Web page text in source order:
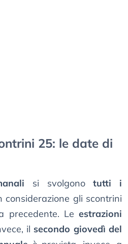
25: le date di
si svolgonotutti i
considerazione gli scontrini
precedente. Le estrazioni
il secondo giovedì del